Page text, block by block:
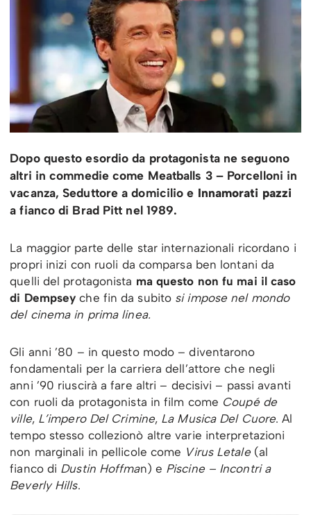
Dopo questo esordio da protagonista ne seguono
altri in commedie come Meatballs 3 – Porcelloni in
vacanza, Seduttore a domicilio e Innamorati pazzi
a fianco di Brad Pitt nel 1989.
La maggior parte delle star internazionali ricordano i
propri inizi con ruoli da comparsa ben lontani da
quelli del protagonista ma questo non fu mai il caso
di Dempsey che fin da subito si impose nel mondo
del cinema in prima linea.
Gli anni ’80 – in questo modo – diventarono
fondamentali per la carriera dell’attore che negli
anni ’90 riuscirà a fare altri – decisivi – passi avanti
con ruoli da protagonista in film come Coupé de
ville,L’impero Del Crimine, La Musica Del Cuore. Al
tempo stesso collezionò altre varie interpretazioni
non marginali in pellicole come Virus Letale(al
fianco di Dustin Hoffman) e Piscine – Incontri a
Beverly Hills.